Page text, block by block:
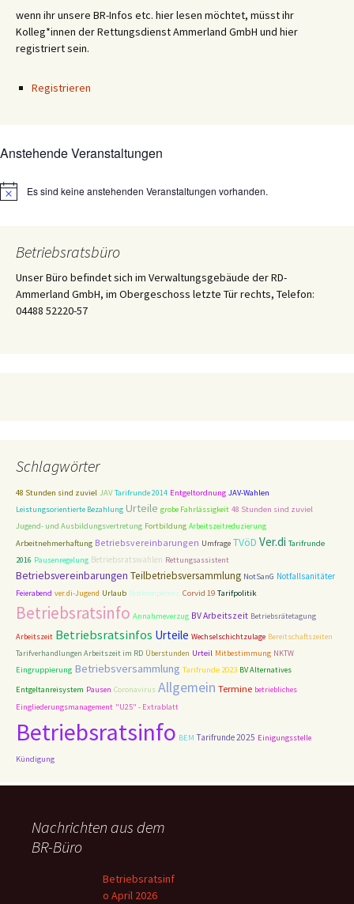
wenn ihr unsere BR-Infos etc. hier lesen möchtet, müsst ihr
Kolleg*innen der Rettungsdienst Ammerland GmbH und hier
registriert sein.
Registrieren
Anstehende Veranstaltungen
HinweisEs sind keine anstehenden Veranstaltungen vorhanden.
Betriebsratsbüro
Unser Büro befindet sich im Verwaltungsgebäude der RD-
Ammerland GmbH, im Obergeschoss letzte Tür rechts, Telefon:
04488 52220-57
Schlagwörter
48 Stunden sind zuviel JAV Tarifrunde 2014 Entgeltordnung JAV-Wahlen
Leistungsorientierte Bezahlung Urteile grobe Fahrlässigkeit 48 Stunden sind zuviel
Jugend- und Ausbildungsvertretung Fortbildung Arbeitszeitreduzierung
Arbeitnehmerhaftung Betriebsvereinbarungen Umfrage TVöD Ver.di Tarifrunde
2016 Pausenregelung Betriebsratswahlen Rettungsassistent
Betriebsvereinbarungen Teilbetriebsversammlung NotSanG Notfallsanitäter
Feierabend ver.di-Jugend Urlaub Notkompetenz Corvid 19 Tarifpolitik
Betriebsratsinfo Annahmeverzug BV Arbeitszeit Betriebsrätetagung
Arbeitszeit Betriebsratsinfos Urteile Wechselschichtzulage Bereitschaftszeiten
Tarifverhandlungen Arbeitszeit im RD Überstunden Urteil Mitbestimmung NKTW
Eingruppierung Betriebsversammlung Tarifrunde 2023 BV Alternatives
Entgeltanreisystem Pausen Coronavirus Allgemein Termine betriebliches
Eingliederungsmanagement "U25" - Extrablatt
Betriebsratsinfo BEM Tarifrunde 2025 Einigungsstelle
Kündigung
Nachrichten aus dem
BR-Büro
Betriebsratsinf
o April 2026